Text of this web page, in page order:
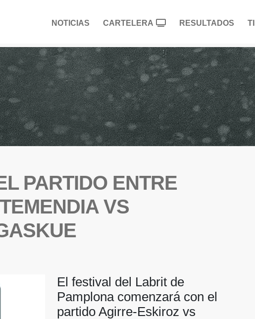
NOTICIAS CARTELERA RESULTADOS
PARTIDO ENTRE
VS
El festival del Labrit de
Pamplona comenzará con el
partido Agirre-Eskiroz vs